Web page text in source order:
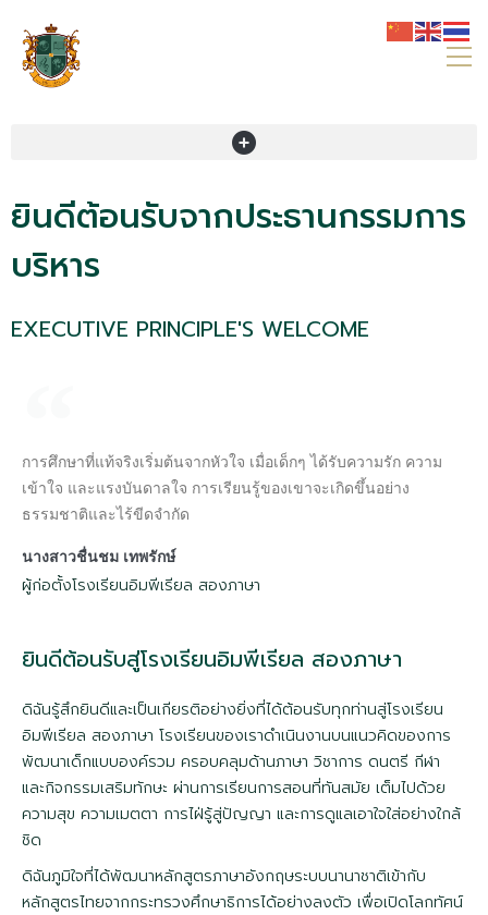
ยินดีต้อนรับจากประธานกรรมการ
บริหาร
EXECUTIVE PRINCIPLE'S WELCOME
การศึกษาที่แท้จริงเริ่มต้นจากหัวใจ เมื่อเด็กๆ ได้รับความรัก ความ
เข้าใจ และแรงบันดาลใจ การเรียนรู้ของเขาจะเกิดขึ้นอย่าง
ธรรมชาติและไร้ขีดจำกัด
นางสาวชื่นชม เทพรักษ์
ผู้ก่อตั้งโรงเรียนอิมพีเรียล สองภาษา
ยินดีต้อนรับสู่โรงเรียนอิมพีเรียล สองภาษา
ดิฉันรู้สึกยินดีและเป็นเกียรติอย่างยิ่งที่ได้ต้อนรับทุกท่านสู่โรงเรียน
อิมพีเรียล สองภาษา โรงเรียนของเราดำเนินงานบนแนวคิดของการ
พัฒนาเด็กแบบองค์รวม ครอบคลุมด้านภาษา วิชาการ ดนตรี กีฬา
และกิจกรรมเสริมทักษะ ผ่านการเรียนการสอนที่ทันสมัย เต็มไปด้วย
ความสุข ความเมตตา การไฝ่รู้สู่ปัญญา และการดูแลเอาใจใส่อย่างใกล้
ชิด
ดิฉันภูมิใจที่ได้พัฒนาหลักสูตรภาษาอังกฤษระบบนานาชาติเข้ากับ
หลักสูตรไทยจากกระทรวงศึกษาธิการได้อย่างลงตัว เพื่อเปิดโลกทัศน์